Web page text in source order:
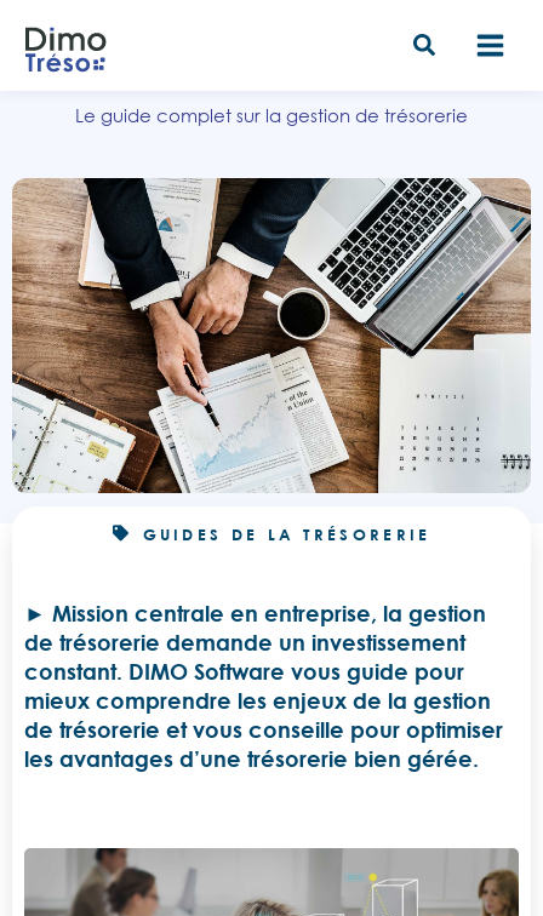
contenu
Le guide complet sur la gestion de trésorerie
GUIDES DE LA TRÉSORERIE
Mission centrale en entreprise, la gestion
de trésorerie demande un investissement
constant. DIMO Software vous guide pour
mieux comprendre les enjeux de la gestion
de trésorerie et vous conseille pour optimiser
les avantages d’une trésorerie bien gérée.